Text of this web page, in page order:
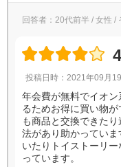
回答者：20代前半 / 女性 /
4
投稿日時：2021年09月
年会費が無料でイオ
るためお得に買い物
も商品と交換できた
法があり助かってい
いたりトイストーリ
っています。